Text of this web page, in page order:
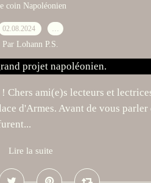
coin Napoléonien
02.08.2024 …
Par Lohann P.S.
ami(e)s lecteurs et
d'Armes. Avant de vous
Lire la suite